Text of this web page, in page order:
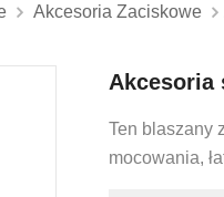
Akcesoria Zaciskowe
Akcesoria
Ten blaszany
mocowania,